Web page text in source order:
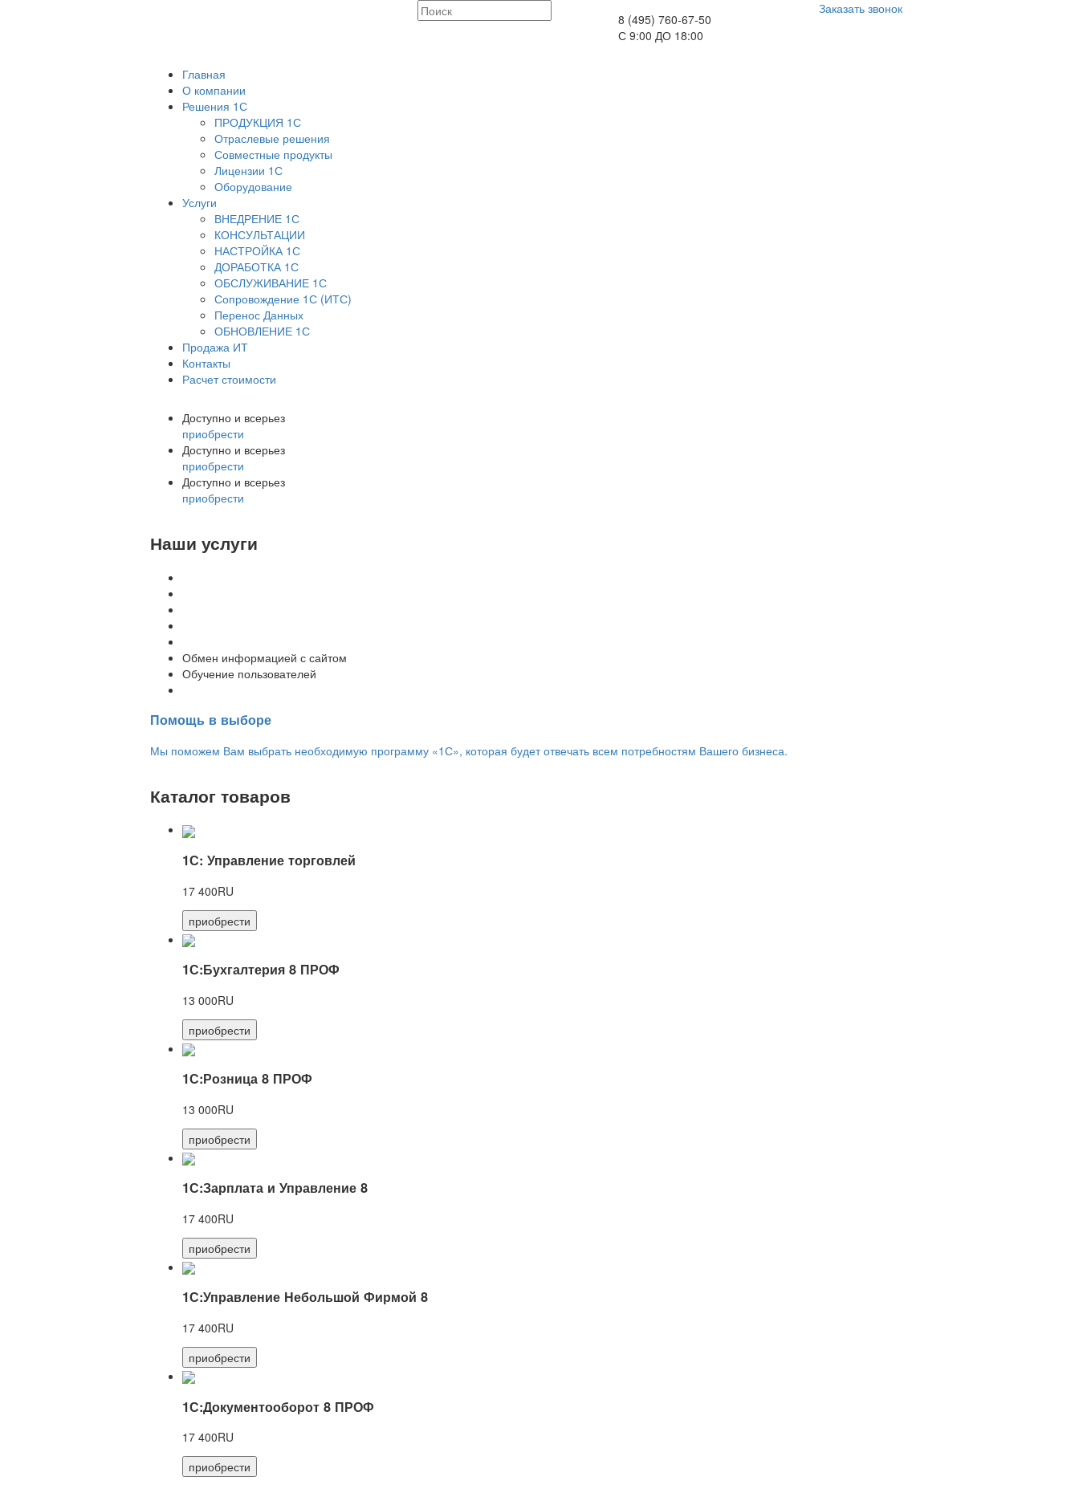
8 (495) 760-67-50
С 9:00 ДО 18:00
Заказать звонок
Главная
О компании
Решения 1С
ПРОДУКЦИЯ 1С
Отраслевые решения
Совместные продукты
Лицензии 1С
Оборудование
Услуги
ВНЕДРЕНИЕ 1С
КОНСУЛЬТАЦИИ
НАСТРОЙКА 1С
ДОРАБОТКА 1С
ОБСЛУЖИВАНИЕ 1С
Сопровождение 1С (ИТС)
Перенос Данных
ОБНОВЛЕНИЕ 1С
Продажа ИТ
Контакты
Расчет стоимости
Доступно и всерьез
приобрести
Доступно и всерьез
приобрести
Доступно и всерьез
приобрести
Наши услуги
Обмен информацией с сайтом
Обучение пользователей
Помощь в выборе
Мы поможем Вам выбрать необходимую программу «1С», которая будет отвечать всем потребностям Вашего бизнеса.
Каталог товаров
1С: Управление торговлей
17 400RU
приобрести
1С:Бухгалтерия 8 ПРОФ
13 000RU
приобрести
1С:Розница 8 ПРОФ
13 000RU
приобрести
1С:Зарплата и Управление 8
17 400RU
приобрести
1С:Управление Небольшой Фирмой 8
17 400RU
приобрести
1С:Документооборот 8 ПРОФ
17 400RU
приобрести